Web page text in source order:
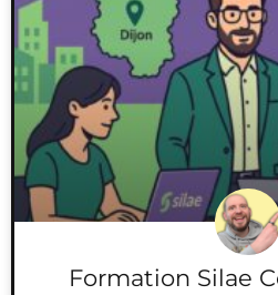
Formation Silae